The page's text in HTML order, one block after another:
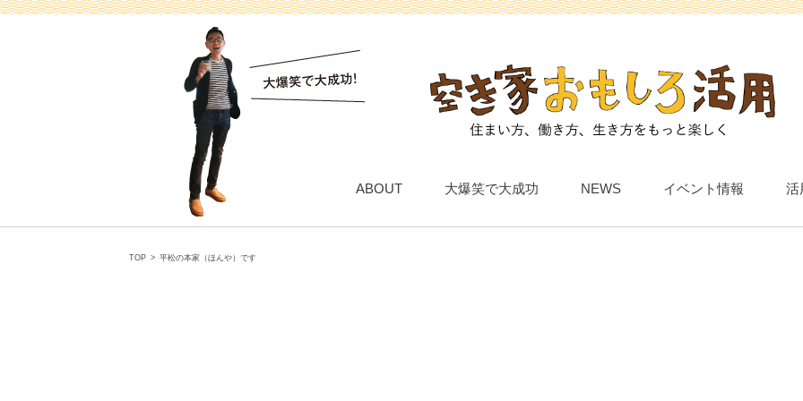
ABOUT 大爆笑で大成功 NEWS イベント情報 活
TOP > 平松の本家（ほんや）です